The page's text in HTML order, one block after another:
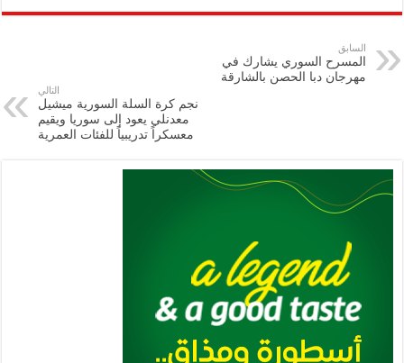
p
y
Li
eb
k
tt
nt
at
p
p
gr
ai
ar
السابق
المسرح السوري يشارك في
مهرجان دبا الحصن بالشارقة
التالي
نجم كرة السلة السورية ميشيل
معدنلي يعود إلى سوريا ويقيم
معسكراً تدريبياً للفئات العمرية